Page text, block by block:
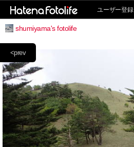
ユーザー登録
shumiyama's fotolife
<prev